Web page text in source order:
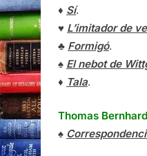
♦ Sí.
♥ L’imitador de
♣ Formigó.
♠ El nebot de
♦ Tala.
Thomas Bernhard
♠